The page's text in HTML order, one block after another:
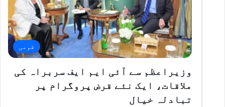
قومی
وزیراعظم سے آئی ایم ایف سربراہ کی
ملاقات، ایک نئے قرض پروگرام پر
تبادلہ خیال